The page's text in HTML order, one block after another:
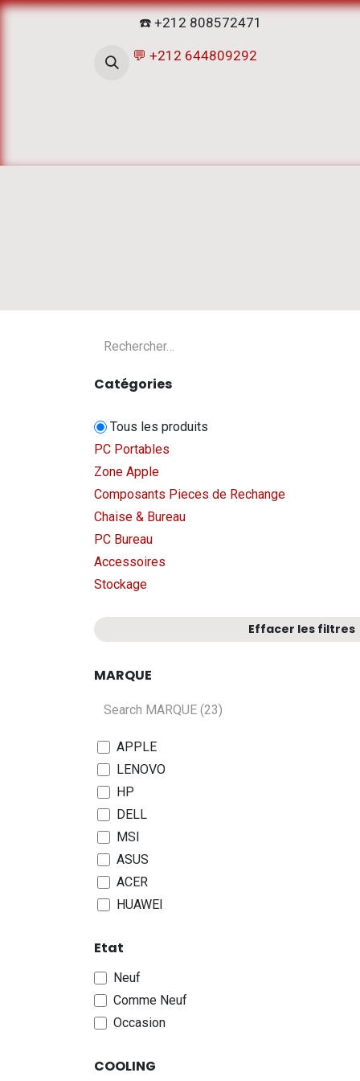
Se rendre au contenu
☎️ +212 808572471
💬 +212 644809292
Catégories
Tous les produits
PC Portables
Zone Apple
Composants Pieces de Rechange
Chaise & Bureau
PC Bureau
Accessoires
Stockage
Effacer les filtres
MARQUE
APPLE
LENOVO
HP
DELL
MSI
ASUS
ACER
HUAWEI
GIGABYTE-AORUS
RAZER
LG
SAMSUNG
XIAOMI
Etat
Neuf
Comme Neuf
Occasion
COOLING